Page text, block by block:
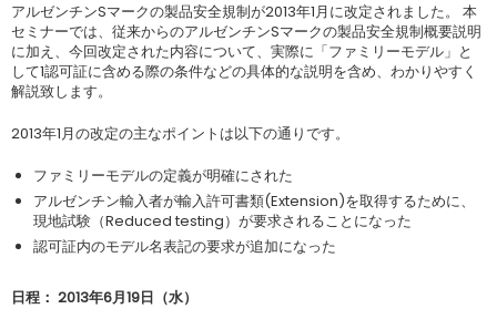
アルゼンチンSマークの製品安全規制が2013年1月に改定されました。 本
セミナーでは、従来からのアルゼンチンSマークの製品安全規制概要説明
に加え、今回改定された内容について、実際に「ファミリーモデル」と
して1認可証に含める際の条件などの具体的な説明を含め、わかりやすく
解説致します。
2013年1月の改定の主なポイントは以下の通りです。
ファミリーモデルの定義が明確にされた
アルゼンチン輸入者が輸入許可書類(Extension)を取得するために、
現地試験（Reduced testing）が要求されることになった
認可証内のモデル名表記の要求が追加になった
日程： 2013年6月19日（水）